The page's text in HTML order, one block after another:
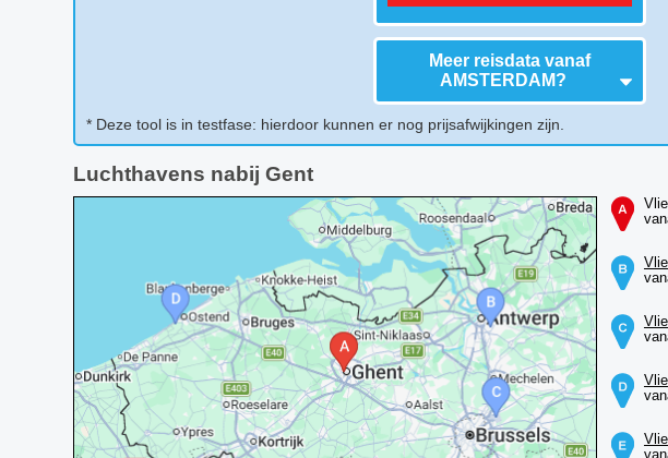
Meer reisdata vanaf
AMSTERDAM?
* Deze tool is in testfase: hierdoor kunnen er nog prijsafwijkingen zijn.
Luchthavens nabij Gent